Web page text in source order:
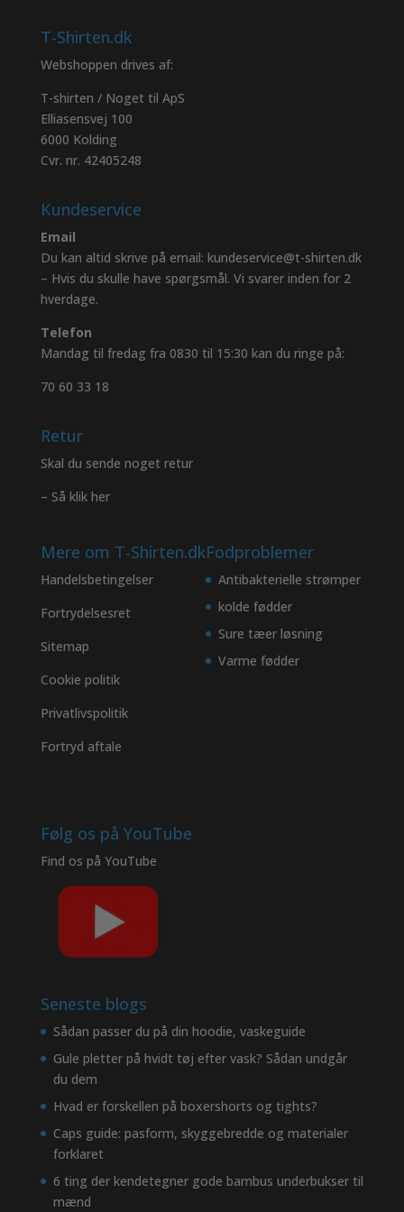
T-Shirten.dk
Webshoppen drives af:
T-shirten / Noget til ApS
Elliasensvej 100
6000 Kolding
Cvr. nr. 42405248
Kundeservice
Email
Du kan altid skrive på email: kundeservice@t-shirten.dk
– Hvis du skulle have spørgsmål. Vi svarer inden for 2
hverdage.
Telefon
Mandag til fredag fra 0830 til 15:30 kan du ringe på:
70 60 33 18
Retur
Skal du sende noget retur
– Så klik her
Mere om T-Shirten.dk
Handelsbetingelser
Fortrydelsesret
Sitemap
Cookie politik
Privatlivspolitik
Fortryd aftale
Fodproblemer
Antibakterielle strømper
kolde fødder
Sure tæer løsning
Varme fødder
Følg os på YouTube
Find os på YouTube
Seneste blogs
Sådan passer du på din hoodie, vaskeguide
Gule pletter på hvidt tøj efter vask? Sådan undgår
du dem
Hvad er forskellen på boxershorts og tights?
Caps guide: pasform, skyggebredde og materialer
forklaret
6 ting der kendetegner gode bambus underbukser til
mænd